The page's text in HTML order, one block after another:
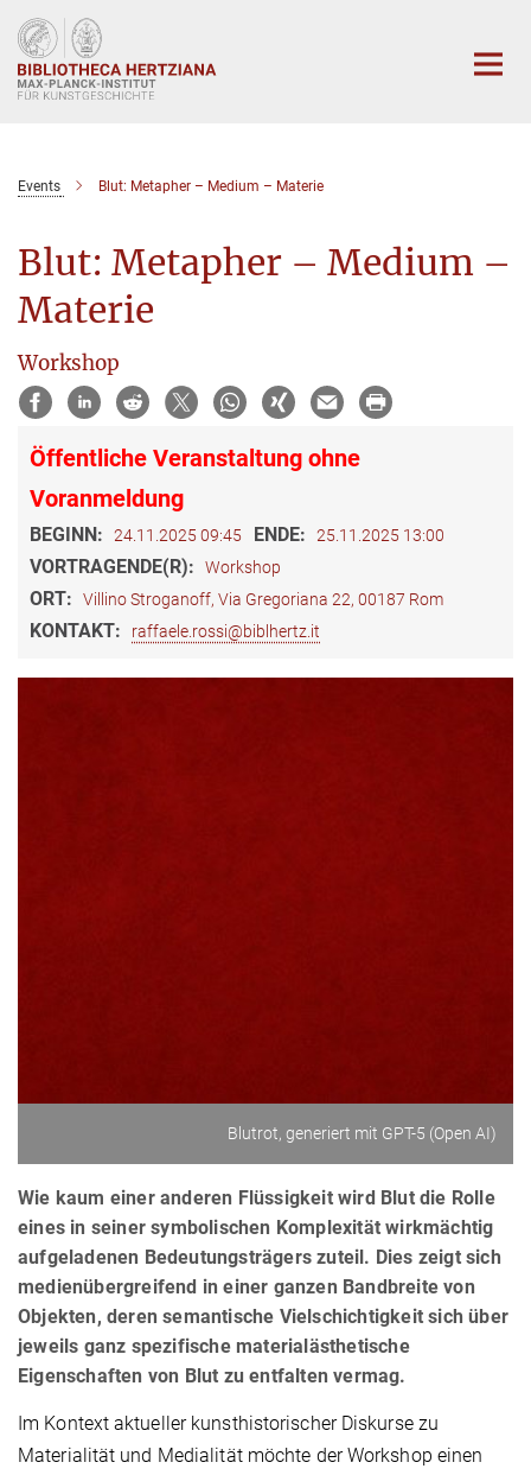
Hauptinhalt
Events Blut: Metapher – Medium – Materie
Blut: Metapher – Medium –
Materie
Workshop
Öffentliche Veranstaltung ohne
Voranmeldung
BEGINN: 24.11.2025 09:45 ENDE: 25.11.2025 13:00
VORTRAGENDE(R): Workshop
ORT: Villino Stroganoff, Via Gregoriana 22, 00187 Rom
KONTAKT: raffaele.rossi@biblhertz.it
Blutrot, generiert mit GPT-5 (Open AI)
Wie kaum einer anderen Flüssigkeit wird Blut die Rolle
eines in seiner symbolischen Komplexität wirkmächtig
aufgeladenen Bedeutungsträgers zuteil. Dies zeigt sich
medienübergreifend in einer ganzen Bandbreite von
Objekten, deren semantische Vielschichtigkeit sich über
jeweils ganz spezifische materialästhetische
Eigenschaften von Blut zu entfalten vermag.
Im Kontext aktueller kunsthistorischer Diskurse zu
Materialität und Medialität möchte der Workshop einen